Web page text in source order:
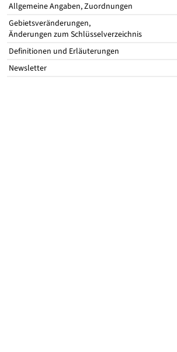
Allgemeine Angaben, Zuordnungen
Gebietsveränderungen,
Änderungen zum Schlüsselverzeichnis
Definitionen und Erläuterungen
Newsletter